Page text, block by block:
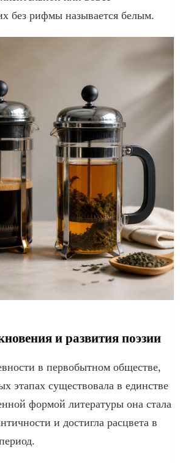
без рифмы называется белым.
и развития поэзии
в первобытном обществе,
этапах существовала в единстве
формой литературы она стала
и достигла расцвета в